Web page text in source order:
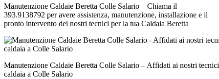
Manutenzione Caldaie Beretta Colle Salario – Chiama il
393.9138792 per avere assistenza, manutenzione, installazione e il
pronto intervento dei nostri tecnici per la tua Caldaia Beretta
Manutenzione Caldaie Beretta Colle Salario – Affidati ai nostri
caldaia a Colle Salario